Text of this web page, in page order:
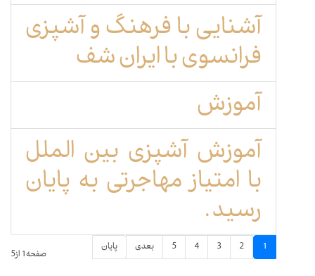
آشنایی با فرهنگ و آشپزی
فرانسوی با ایران شف
آموزش
آموزش آشپزی بین الملل
با امتیاز مهاجرتی به پایان
رسید.
صفحه1 از5
1
2
3
4
5 بعدی پایان